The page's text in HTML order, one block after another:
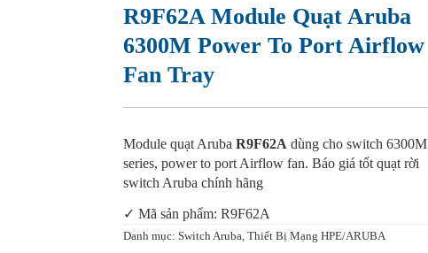
R9F62A Module Quạt Aruba
6300M Power To Port Airflow
Fan Tray
Module quạt Aruba R9F62A dùng cho switch 6300M
series, power to port Airflow fan. Báo giá tốt quạt rời
switch Aruba chính hãng
✓ Mã sản phẩm: R9F62A
Danh mục:Switch Aruba,Thiết Bị Mạng HPE/ARUBA